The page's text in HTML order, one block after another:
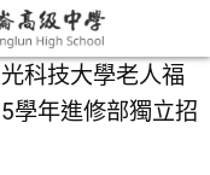
科技大學老人福
學年進修部獨立招